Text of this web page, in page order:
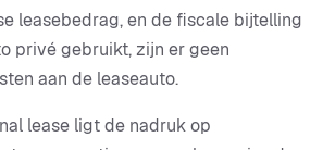
leasebedrag, en de fiscale bijtelling
privé gebruikt, zijn er geen
aan de leaseauto.
lease ligt de nadruk op